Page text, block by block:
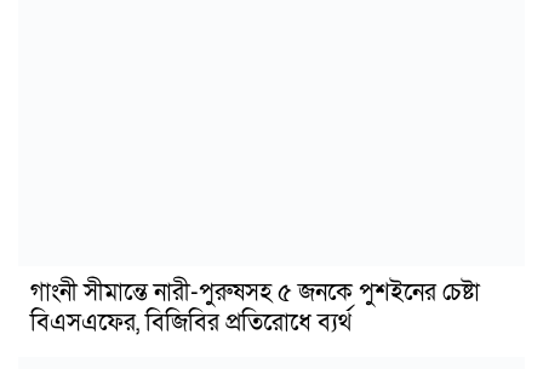
গাংনী সীমান্তে নারী-পুরুষসহ ৫ জনকে পুশইনের চেষ্টা
বিএসএফের, বিজিবির প্রতিরোধে ব্যর্থ